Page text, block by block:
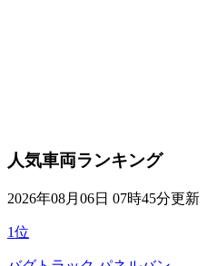
人気車両ランキング
2026年08月06日 07時45分更新
1位